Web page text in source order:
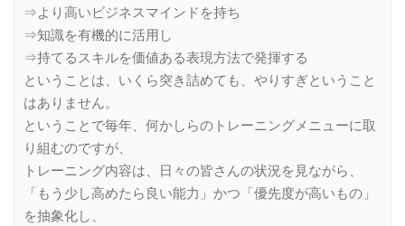
⇒より高いビジネスマインドを持ち
⇒知識を有機的に活用し
⇒持てるスキルを価値ある表現方法で発揮する
ということは、いくら突き詰めても、やりすぎということ
はありません。
ということで毎年、何かしらのトレーニングメニューに取
り組むのですが、
トレーニング内容は、日々の皆さんの状況を見ながら、
「もう少し高めたら良い能力」かつ「優先度が高いもの」
を抽象化し、